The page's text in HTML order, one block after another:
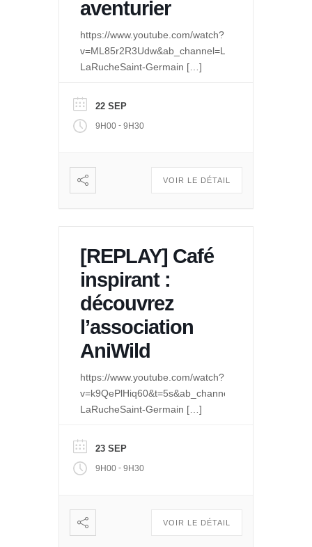
aventurier
https://www.youtube.com/watch?
LaRucheSaint-Germain […]
22 SEP
9H00 - 9H30
VOIR LE DÉTAIL
[REPLAY] Café
inspirant :
découvrez
l’association
AniWild
https://www.youtube.com/watch?
LaRucheSaint-Germain […]
23 SEP
9H00 - 9H30
VOIR LE DÉTAIL